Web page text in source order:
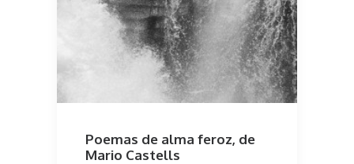
Poemas de alma feroz, de
Mario Castells